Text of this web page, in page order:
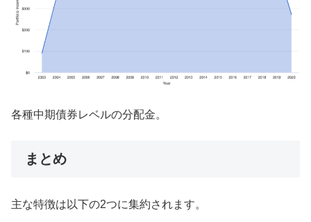
各種中期債券レベルの分配金。
まとめ
主な特徴は以下の2つに集約されます。